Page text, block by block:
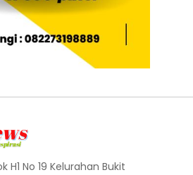
H1 No 19 Kelurahan Bukit